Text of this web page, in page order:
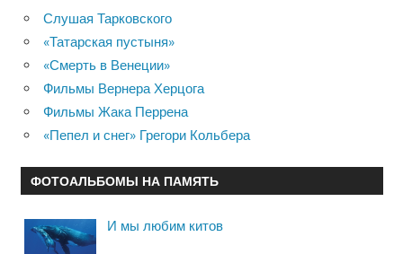
Слушая Тарковского
«Татарская пустыня»
«Смерть в Венеции»
Фильмы Вернера Херцога
Фильмы Жака Перрена
«Пепел и снег» Грегори Кольбера
ФОТОАЛЬБОМЫ НА ПАМЯТЬ
И мы любим китов